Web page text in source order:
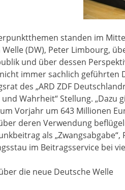
standen im
Welle (DW), Peter Limbourg,
und über dessen
immer sachlich geführten
des „ARD ZDF
Wahrheit“ Stellung. „Dazu
Vorjahr um 643 Millionen
deren Verwendung
als
im Beitragsservice bei
die neue Deutsche Welle